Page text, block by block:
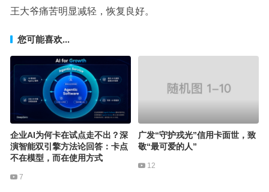
王大爷痛苦明显减轻，恢复良好。
您可能喜欢...
企业AI为何卡在试点走不出？深
演智能双引擎方法论回答：卡点
不在模型，而在使用方式
7
广发“守护戎光”信用卡面世，致
敬“最可爱的人”
12